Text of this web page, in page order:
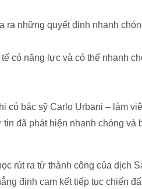
ra những quyết định nhanh
có năng lực và có thế nhanh
có bác sỹ Carlo Urbani – làm
đã phát hiện nhanh chóng và
rút ra từ thành công của dịch
định cam kết tiếp tục chiến